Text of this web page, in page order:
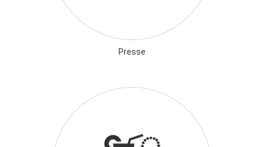
Presse